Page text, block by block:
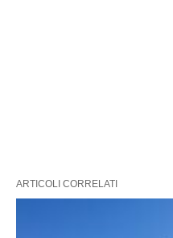
ARTICOLI CORRELATI